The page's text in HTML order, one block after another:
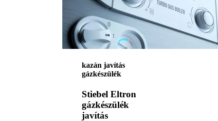
kazán javítás
gázkészülék
Stiebel Eltron
gázkészülék
javítás